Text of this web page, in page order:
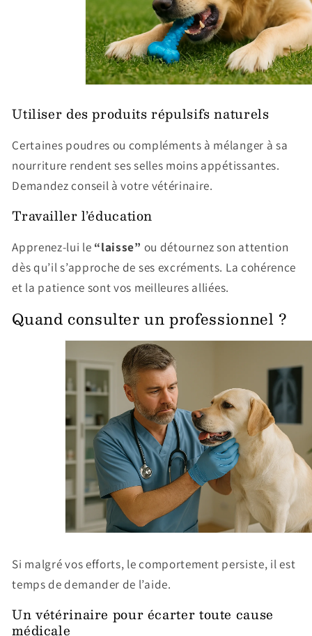
Utiliser des produits répulsifs naturels
Certaines poudres ou compléments à mélanger à sa
nourriture rendent ses selles moins appétissantes.
Demandez conseil à votre vétérinaire.
Travailler l’éducation
Apprenez-lui le “laisse” ou détournez son attention
dès qu’il s’approche de ses excréments. La cohérence
et la patience sont vos meilleures alliées.
Quand consulter un professionnel ?
Si malgré vos efforts, le comportement persiste, il est
temps de demander de l’aide.
Un vétérinaire pour écarter toute cause
médicale